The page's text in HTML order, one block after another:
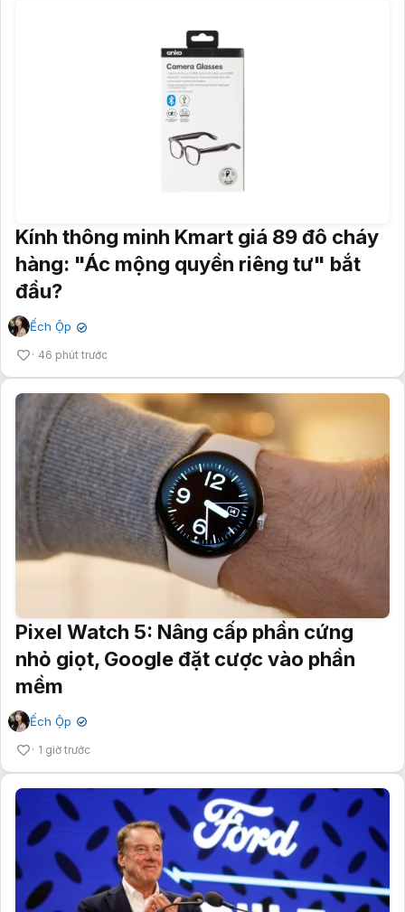
Kính thông minh Kmart giá 89 đô cháy
hàng: "Ác mộng quyền riêng tư" bắt
đầu?
Ếch Ộp ✔
46 phút trước
Pixel Watch 5: Nâng cấp phần cứng
nhỏ giọt, Google đặt cược vào phần
mềm
Ếch Ộp ✔
1 giờ trước